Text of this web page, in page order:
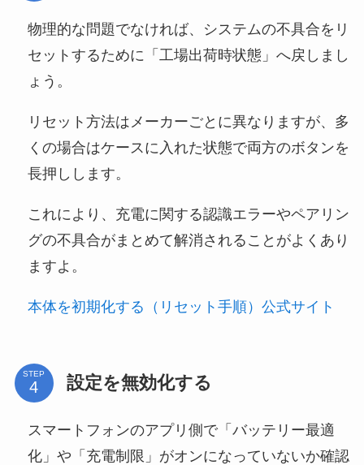
物理的な問題でなければ、システムの不具合をリ
セットするために「工場出荷時状態」へ戻しまし
ょう。
リセット方法はメーカーごとに異なりますが、多
くの場合はケースに入れた状態で両方のボタンを
長押しします。
これにより、充電に関する認識エラーやペアリン
グの不具合がまとめて解消されることがよくあり
ますよ。
本体を初期化する（リセット手順）公式サイト
STEP 設定を無効化する
スマートフォンのアプリ側で「バッテリー最適
化」や「充電制限」がオンになっていないか確認